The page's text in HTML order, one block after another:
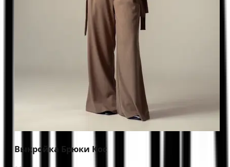
Выкройка Брюки Кос